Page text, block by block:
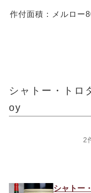
作付面積：メルロー
シャトー・ト
oy
2
シャトー